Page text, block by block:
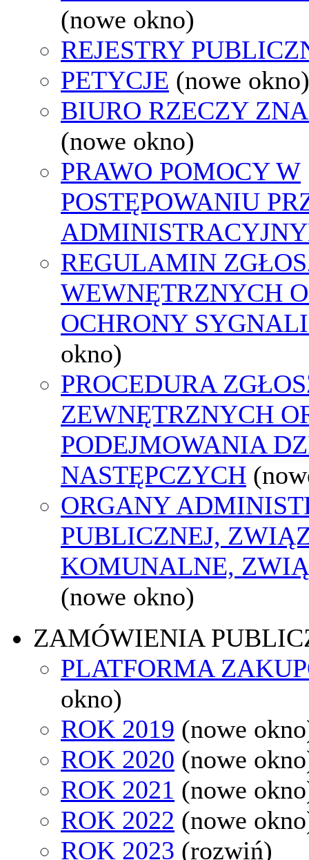
(nowe okno)
REJESTRY
PETYCJE (nowe okno)
BIURO RZECZY
(nowe okno)
PRAWO POMOCY W
POSTĘPOWANIU
REGULAMIN
WEWNĘTRZNYCH
OCHRONY
okno)
PROCEDURA
ZEWNĘTRZNYCH
PODEJMOWANIA
NASTĘPCZYCH
ORGANY
PUBLICZNEJ,
KOMUNALNE,
(nowe okno)
ZAMÓWIENIA
PLATFORMA
okno)
ROK 2019 (nowe
ROK 2020 (nowe
ROK 2021 (nowe
ROK 2022 (nowe
ROK 2023 (rozwiń)